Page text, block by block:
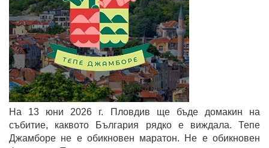
На 13 юни 2026 г. Пловдив ще бъде домакин на
събитие, каквото България рядко е виждала. Тепе
Джамборе не е обикновен маратон. Не е обикновен